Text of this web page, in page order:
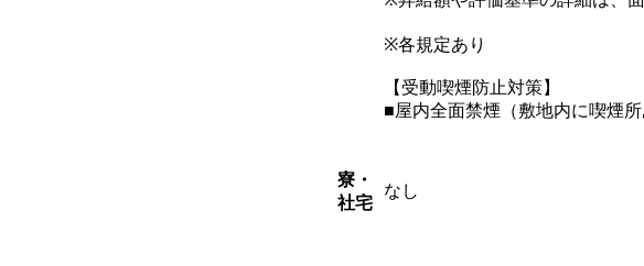
※各規定あり
【受動喫煙防止対策】
■屋内全面禁煙（敷地内に喫煙
寮・
社宅
なし